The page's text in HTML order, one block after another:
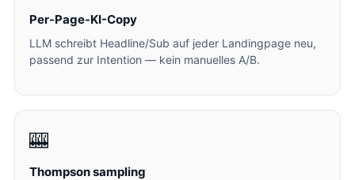
Per-Page-KI-Copy
LLM schreibt Headline/Sub auf jeder Landingpage neu,
passend zur Intention — kein manuelles A/B.
🎰
Thompson sampling